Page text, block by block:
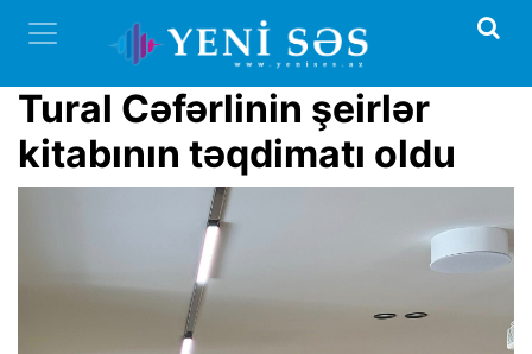
Tural Cəfərlinin şeirlər
kitabının təqdimatı oldu